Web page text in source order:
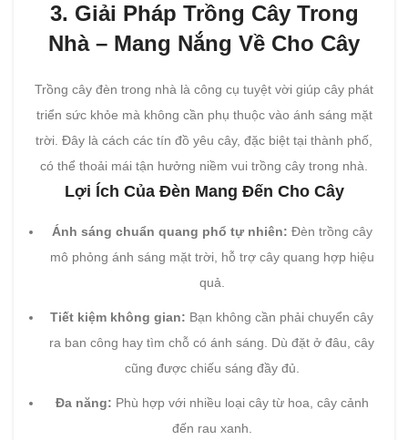
3. Giải Pháp Trồng Cây Trong
Nhà – Mang Nắng Về Cho Cây
Trồng cây đèn trong nhà là công cụ tuyệt vời giúp cây phát
triển sức khỏe mà không cần phụ thuộc vào ánh sáng mặt
trời. Đây là cách các tín đồ yêu cây, đặc biệt tại thành phố,
có thể thoải mái tận hưởng niềm vui trồng cây trong nhà.
Lợi Ích Của Đèn Mang Đến Cho Cây
Ánh sáng chuẩn quang phổ tự nhiên: Đèn trồng cây
mô phỏng ánh sáng mặt trời, hỗ trợ cây quang hợp hiệu
quả.
Tiết kiệm không gian: Bạn không cần phải chuyển cây
ra ban công hay tìm chỗ có ánh sáng. Dù đặt ở đâu, cây
cũng được chiếu sáng đầy đủ.
Đa năng: Phù hợp với nhiều loại cây từ hoa, cây cảnh
đến rau xanh.